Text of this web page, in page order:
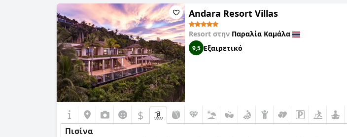
Συνολικά, οι επισκέπτες είχαν μια ευχάριστη διαμονή και απόλαυσαν την ονειρική
Τοποθεσία της πισίνας: Εξωτερική πισίνα
Είναι πισίνα ειδικής κατηγορίας;
Πισίνα με θαλασσινό / αλμυρό νερό
Πισίνα infinity
Andara Resort Villas
Resort στην Παραλία Καμάλα
9,5 Εξαιρετικό
$
Πισίνα